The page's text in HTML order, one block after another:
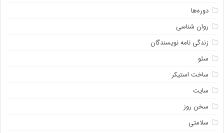
دوره‌ها
روان شناسی
زندگی نامه نویسندگان
سئو
ساخت استیکر
سایت
سخن روز
سلامتی